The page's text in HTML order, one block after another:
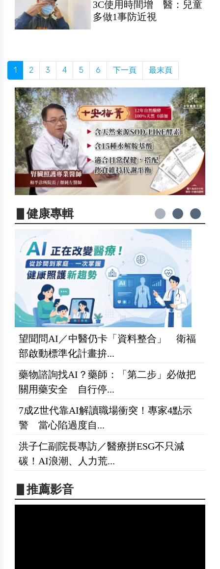
3C使用時間增 醫：兒童
多做1事防近視
1 2 3 4 5 6 下一頁 最末頁
▋健康專輯
望聞問AI／中醫仍卡「資料整合」 衛福
部啟動標準化計畫拚...
藥物諮詢找AI？藥師：「第二步」必做把
關用藥安全 自行停...
7成Z世代靠AI解讀職場衝突！專家4點示
警 當心陷過度自...
洪子仁副院長專訪／醫療拼ESG不只減
碳！AI浪潮、人力荒...
▋推薦影音